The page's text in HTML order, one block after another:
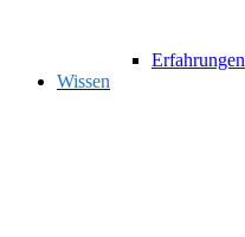
Erfahrungen
Wissen